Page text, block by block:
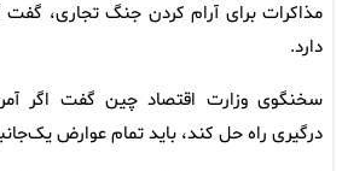
مذاکرات برای آرام کردن جنگ تجاری، گفت
دارد.
سخنگوی وزارت اقتصاد چین گفت اگر
درگیری راه حل کند، باید تمام عوارض